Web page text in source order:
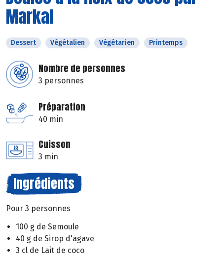
Markal
Dessert Végétalien Végétarien Printemps
Nombre de personnes
3 personnes
Préparation
40 min
Cuisson
3 min
Ingrédients
Pour 3 personnes
100 g de Semoule
40 g de Sirop d'agave
3 cl de Lait de coco